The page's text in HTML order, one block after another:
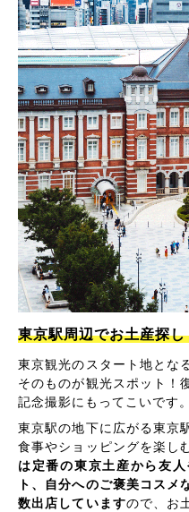
東京駅周辺でお土産探し
東京観光のスタート地とな
そのものが観光スポット！
記念撮影にもってこいです。
東京駅の地下に広がる東京
食事やショッピングを楽し
は定番の東京土産から友
ト、自分へのご褒美コスメ
数出店していますので、お